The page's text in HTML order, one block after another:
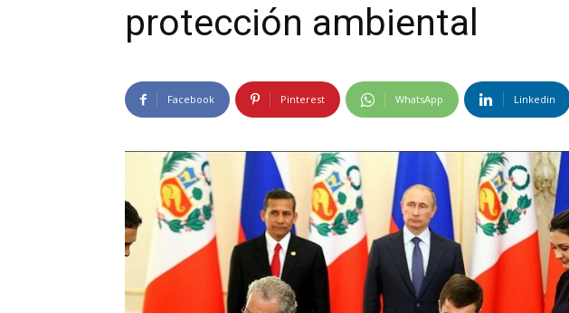
protección ambiental
Facebook Pinterest WhatsApp Linkedin